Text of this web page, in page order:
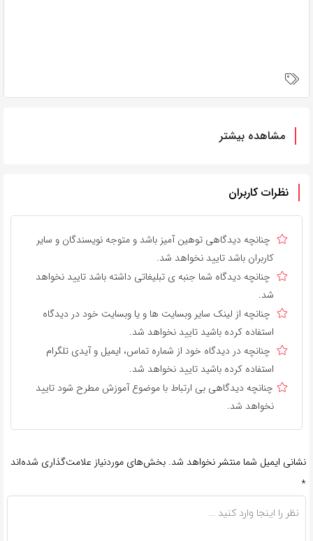
مشاهده بیشتر
نظرات کاربران
چنانچه دیدگاهی توهین آمیز باشد و متوجه نویسندگان و سایر
کاربران باشد تایید نخواهد شد.
چنانچه دیدگاه شما جنبه ی تبلیغاتی داشته باشد تایید نخواهد
شد.
چنانچه از لینک سایر وبسایت ها و یا وبسایت خود در دیدگاه
استفاده کرده باشید تایید نخواهد شد.
چنانچه در دیدگاه خود از شماره تماس، ایمیل و آیدی تلگرام
استفاده کرده باشید تایید نخواهد شد.
چنانچه دیدگاهی بی ارتباط با موضوع آموزش مطرح شود تایید
نخواهد شد.
نشانی ایمیل شما منتشر نخواهد شد. بخش‌های موردنیاز علامت‌گذاری شده‌اند
*